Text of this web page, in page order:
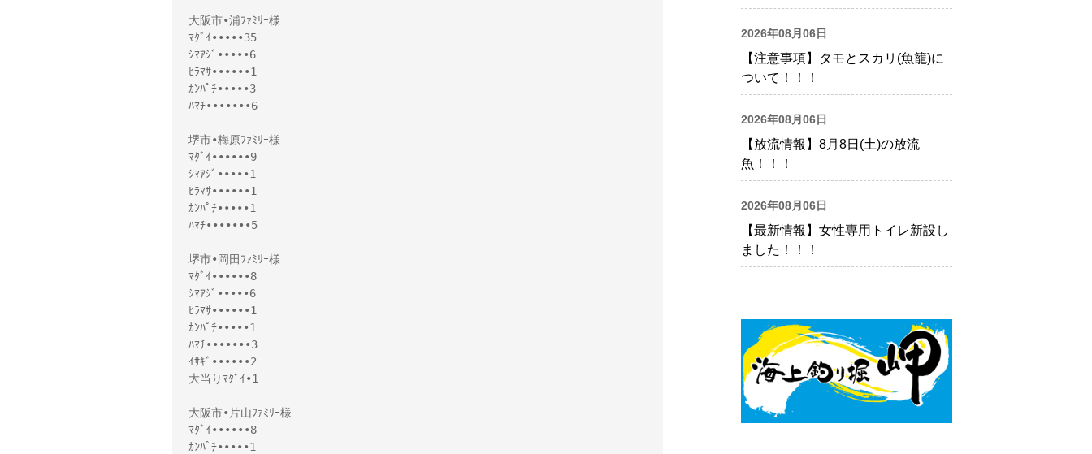
大阪市•浦ﾌｧﾐﾘｰ様
ﾏﾀﾞｲ•••••35
ｼﾏｱｼﾞ•••••6
ﾋﾗﾏｻ••••••1
ｶﾝﾊﾟﾁ•••••3
ﾊﾏﾁ•••••••6
堺市•梅原ﾌｧﾐﾘｰ様
ﾏﾀﾞｲ••••••9
ｼﾏｱｼﾞ•••••1
ﾋﾗﾏｻ••••••1
ｶﾝﾊﾟﾁ•••••1
ﾊﾏﾁ•••••••5
堺市•岡田ﾌｧﾐﾘｰ様
ﾏﾀﾞｲ••••••8
ｼﾏｱｼﾞ•••••6
ﾋﾗﾏｻ••••••1
ｶﾝﾊﾟﾁ•••••1
ﾊﾏﾁ•••••••3
ｲｻｷﾞ••••••2
大当りﾏﾀﾞｲ•1
大阪市•片山ﾌｧﾐﾘｰ様
ﾏﾀﾞｲ••••••8
ｶﾝﾊﾟﾁ•••••1
2026年08月06日
【注意事項】タモとスカリ(魚籠)に
ついて！！！
2026年08月06日
【放流情報】8月8日(土)の放流
魚！！！
2026年08月06日
【最新情報】女性専用トイレ新設し
ました！！！